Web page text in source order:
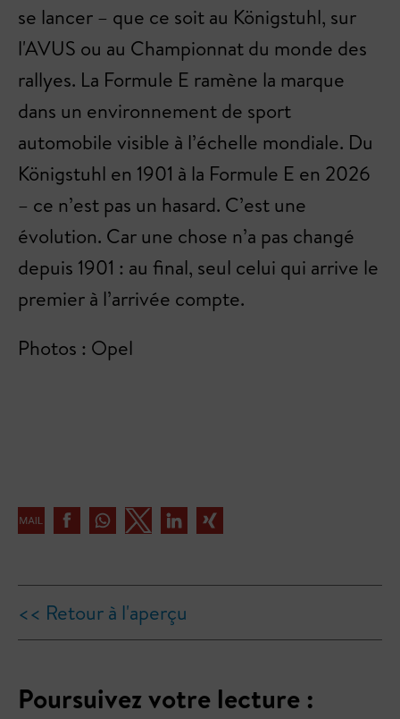
se lancer – que ce soit au Königstuhl, sur
l'AVUS ou au Championnat du monde des
rallyes. La Formule E ramène la marque
dans un environnement de sport
automobile visible à l’échelle mondiale. Du
Königstuhl en 1901 à la Formule E en 2026
– ce n’est pas un hasard. C’est une
évolution. Car une chose n’a pas changé
depuis 1901 : au final, seul celui qui arrive le
premier à l’arrivée compte.
Photos : Opel
<< Retour à l'aperçu
Poursuivez votre lecture :